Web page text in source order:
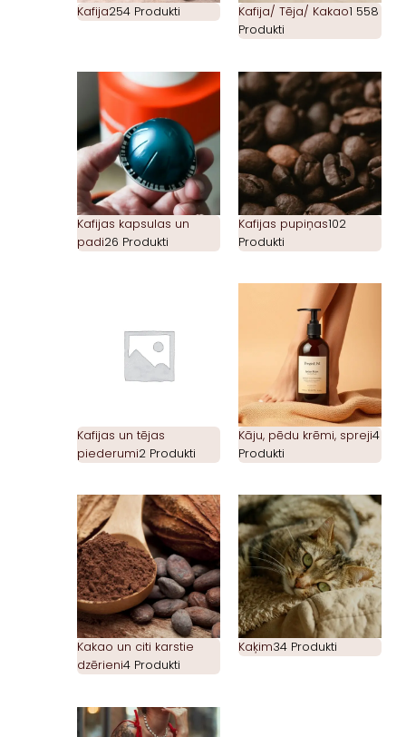
Kafija254 Produkti Kafija/ Tēja/ Kakao1 558
Produkti
Kafijas kapsulas un
padi26 Produkti
Kafijas pupiņas102
Produkti
Kafijas un tējas
piederumi2 Produkti
Kāju, pēdu krēmi, spreji4
Produkti
Kakao un citi karstie
dzērieni4 Produkti
Kaķim34 Produkti